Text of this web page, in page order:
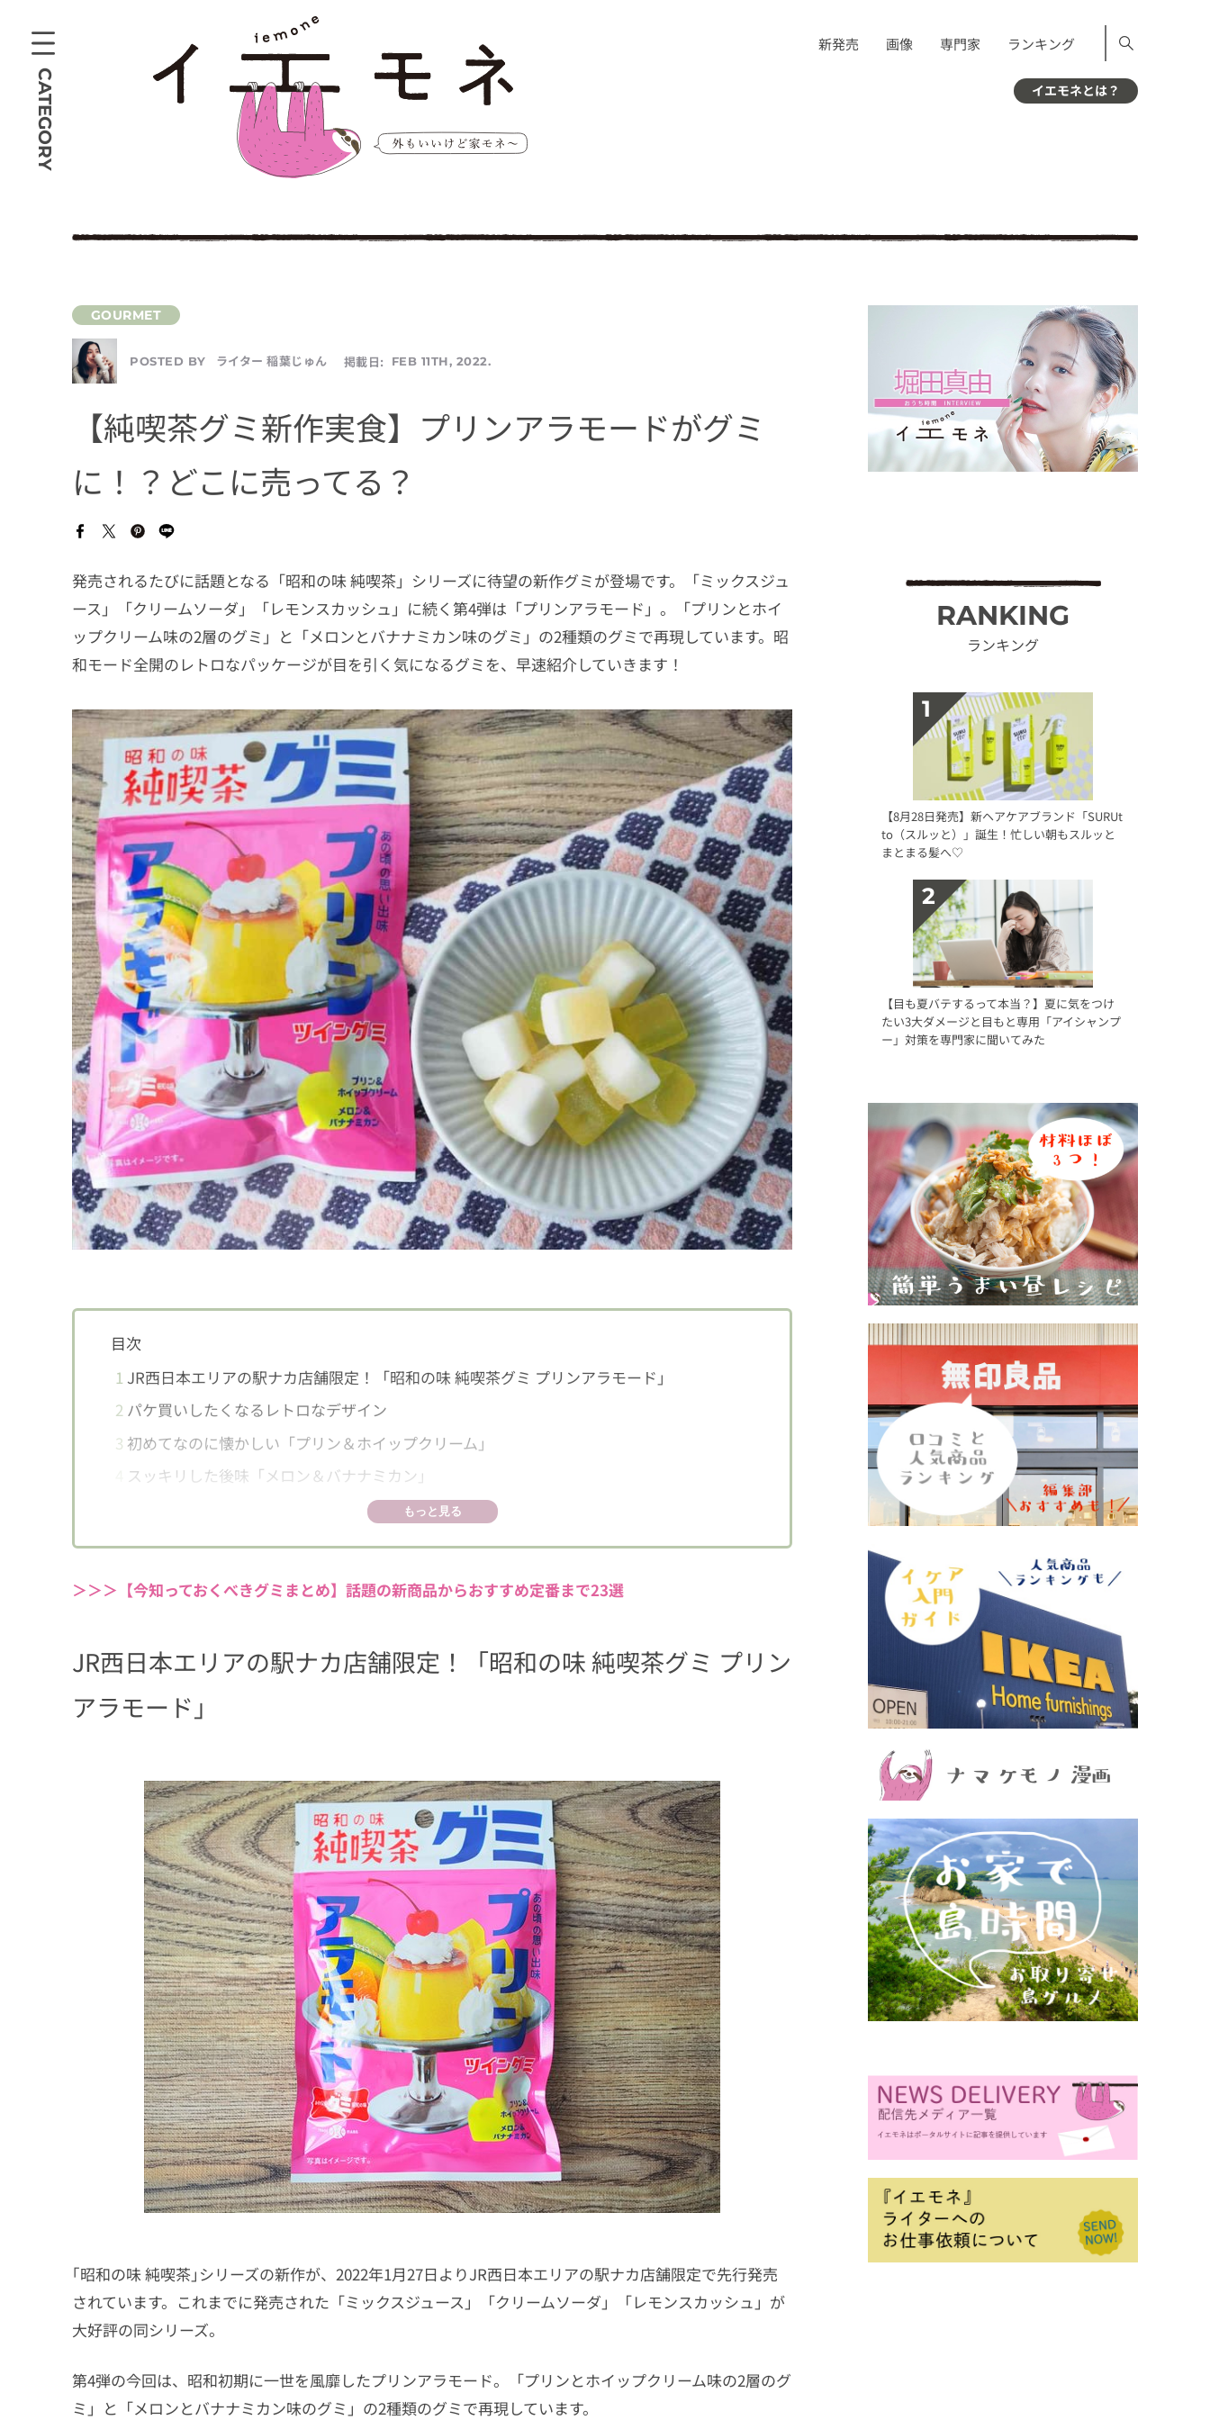
CATEGORY
新発売 画像 専門家 ランキング
イエモネとは？
POSTED BY ライター 稲葉じゅん 掲載日: FEB 11TH, 2022.
【純喫茶グミ新作実食】プリンアラモードがグミ
に！？どこに売ってる？
発売されるたびに話題となる「昭和の味 純喫茶」シリーズに待望の新作グミが登場です。「ミックスジュ
ース」「クリームソーダ」「レモンスカッシュ」に続く第4弾は「プリンアラモード」。「プリンとホイ
ップクリーム味の2層のグミ」と「メロンとバナナミカン味のグミ」の2種類のグミで再現しています。昭
和モード全開のレトロなパッケージが目を引く気になるグミを、早速紹介していきます！
目次
1 JR西日本エリアの駅ナカ店舗限定！「昭和の味 純喫茶グミ プリンアラモード」
2 パケ買いしたくなるレトロなデザイン
3 初めてなのに懐かしい「プリン＆ホイップクリーム」
スッキリした後味「メロン＆バナナミカン」
6全国展開が待ち遠しい！
もっと見る
＞＞＞【今知っておくべきグミまとめ】話題の新商品からおすすめ定番まで23選
JR西日本エリアの駅ナカ店舗限定！「昭和の味 純喫茶グミ プリン
アラモード」
｢昭和の味 純喫茶｣シリーズの新作が、2022年1月27日よりJR西日本エリアの駅ナカ店舗限定で先行発売
されています。これまでに発売された「ミックスジュース」「クリームソーダ」「レモンスカッシュ」が
大好評の同シリーズ。
第4弾の今回は、昭和初期に一世を風靡したプリンアラモード。「プリンとホイップクリーム味の2層のグ
ミ」と「メロンとバナナミカン味のグミ」の2種類のグミで再現しています。
RANKING
ランキング
【8月28日発売】新ヘアケアブランド「SURUt
to（スルッと）」誕生！忙しい朝もスルッと
まとまる髪へ♡
【目も夏バテするって本当？】夏に気をつけ
たい3大ダメージと目もと専用「アイシャンプ
ー」対策を専門家に聞いてみた